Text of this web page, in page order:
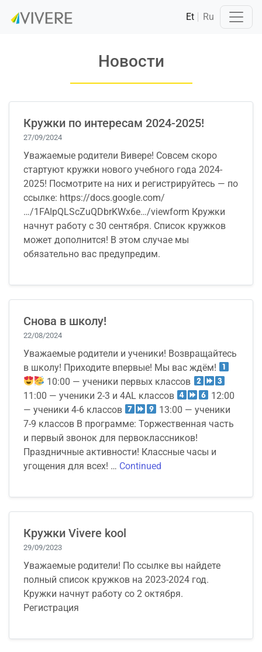
Et Ru
Новости
Кружки по интересам 2024-2025!
27/09/2024
Уважаемые родители Вивере! Совсем скоро
стартуют кружки нового учебного года 2024-
2025! Посмотрите на них и регистрируйтесь — по
ссылке: https://docs.google.com/
…/1FAIpQLScZuQDbrKWx6e…/viewform Кружки
начнут работу с 30 сентября. Список кружков
может дополнится! В этом случае мы
обязательно вас предупредим.
Снова в школу!
22/08/2024
Уважаемые родители и ученики! Возвращайтесь
в школу! Приходите впервые! Мы вас ждём!
10:00 — ученики первых классов
11:00 — ученики 2-3 и 4AL классов
12:00
— ученики 4-6 классов
13:00 — ученики
7-9 классов В программе: Торжественная часть
и первый звонок для первоклассников!
Праздничные активности! Классные часы и
угощения для всех! … Continued
Кружки Vivere kool
29/09/2023
Уважаемые родители! По ссылке вы найдете
полный список кружков на 2023-2024 год.
Кружки начнут работу со 2 октября.
Регистрация